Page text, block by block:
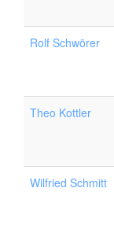
Rolf Schwörer
Theo Kottler
Wilfried Schmitt